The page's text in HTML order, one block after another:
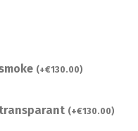
(+€130.00)
(+€130.00)